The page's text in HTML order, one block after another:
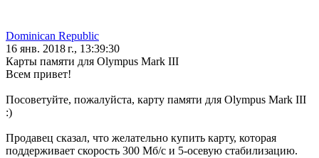
Dominican Republic
16 янв. 2018 г., 13:39:30
Карты памяти для Olympus Mark III
Всем привет!
Посоветуйте, пожалуйста, карту памяти для Olympus Mark III
:)
Продавец сказал, что желательно купить карту, которая
поддерживает скорость 300 Мб/с и 5-осевую стабилизацию.